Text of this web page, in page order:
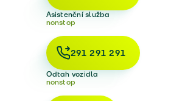
Asistenční služba
nonstop
291 291 291
Odtah vozidla
nonstop